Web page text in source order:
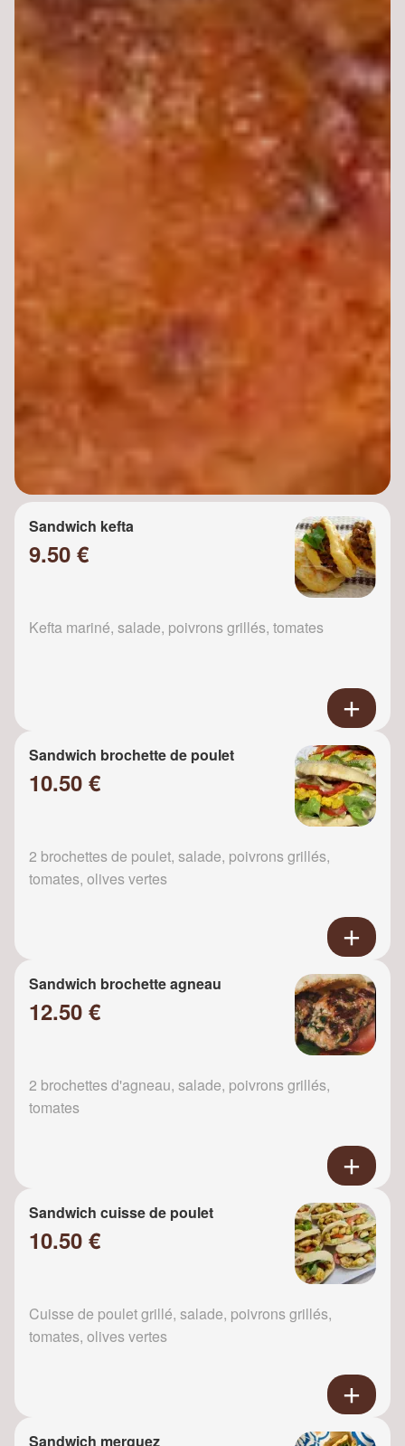
Sandwich kefta
9.50 €
Kefta mariné, salade, poivrons grillés, tomates
Sandwich brochette de poulet
10.50 €
2 brochettes de poulet, salade, poivrons grillés,
tomates, olives vertes
Sandwich brochette agneau
12.50 €
2 brochettes d'agneau, salade, poivrons grillés,
tomates
Sandwich cuisse de poulet
10.50 €
Cuisse de poulet grillé, salade, poivrons grillés,
tomates, olives vertes
Sandwich merguez